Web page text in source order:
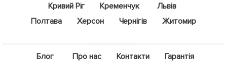
Кривий Ріг
Кременчук
Львів
Полтава
Херсон Чернігів Житомир
Блог Про нас Контакти
Гарантія